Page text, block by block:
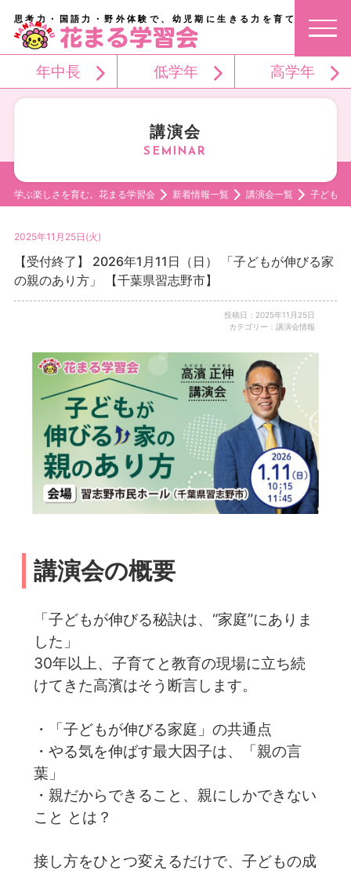
思考力・国語力・野外体験で、幼児期に生きる力を育てる。
年中長 低学年 高学年
講演会
学ぶ楽しさを育む。花まる学習会 新着情報一覧 講演会一覧 子どもが
2025年11月25日(火)
【受付終了】 2026年1月11日（日） 「子どもが伸びる家
の親のあり方」 【千葉県習志野市】
投稿日：2025年11月25日
カテゴリー：講演会情報
講演会の概要
「子どもが伸びる秘訣は、“家庭”にありま
した」
30年以上、子育てと教育の現場に立ち続
けてきた高濱はそう断言します。
・「子どもが伸びる家庭」の共通点
・やる気を伸ばす最大因子は、「親の言
葉」
・親だからできること、親にしかできない
こと とは？
接し方をひとつ変えるだけで、子どもの成